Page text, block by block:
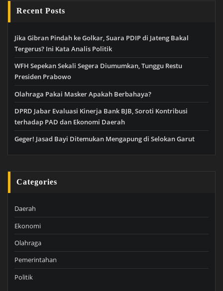
Recent Posts
Jika Gibran Pindah ke Golkar, Suara PDIP di Jateng Bakal
Tergerus? Ini Kata Analis Politik
WFH Sepekan Sekali Segera Diumumkan, Tunggu Restu
Presiden Prabowo
Olahraga Pakai Masker Apakah Berbahaya?
DPRD Jabar Evaluasi Kinerja Bank BJB, Soroti Kontribusi
terhadap PAD dan Ekonomi Daerah
Geger! Jasad Bayi Ditemukan Mengapung di Selokan Garut
Categories
Daerah
Ekonomi
Olahraga
Pemerintahan
Politik